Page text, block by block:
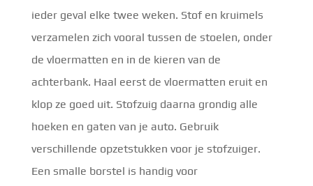
ieder geval elke twee weken. Stof en kruimels
verzamelen zich vooral tussen de stoelen, onder
de vloermatten en in de kieren van de
achterbank. Haal eerst de vloermatten eruit en
klop ze goed uit. Stofzuig daarna grondig alle
hoeken en gaten van je auto. Gebruik
verschillende opzetstukken voor je stofzuiger.
Een smalle borstel is handig voor